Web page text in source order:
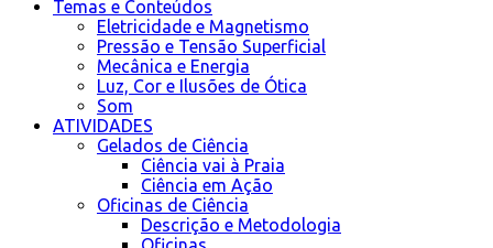
Temas e Conteúdos
Eletricidade e Magnetismo
Pressão e Tensão Superficial
Mecânica e Energia
Luz, Cor e Ilusões de Ótica
Som
ATIVIDADES
Gelados de Ciência
Ciência vai à Praia
Ciência em Ação
Oficinas de Ciência
Descrição e Metodologia